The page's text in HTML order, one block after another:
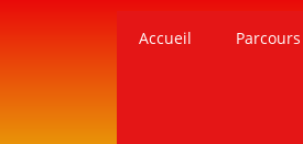
Accueil Parcours